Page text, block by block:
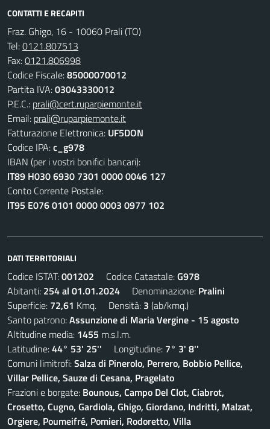
CONTATTI E RECAPITI
Fraz. Ghigo, 16 - 10060 Prali (TO)
Tel:0121.807513
Fax:0121.806998
Codice Fiscale:85000070012
Partita IVA:03043330012
P.E.C.: prali@cert.ruparpiemonte.it
Email: prali@ruparpiemonte.it
Fatturazione Elettronica: UF5DON
Codice IPA:c_g978
IBAN (per i vostri bonifici bancari):
IT89 H030 6930 7301 0000 0046 127
Conto Corrente Postale:
IT95 E076 0101 0000 0003 0977 102
DATI TERRITORIALI
Codice ISTAT:001202 Codice Catastale:G978
Abitanti: 254 al 01.01.2024 Denominazione: Pralini
Superficie: 72,61 Kmq. Densità: 3 (ab/kmq.)
Santo patrono:Assunzione di Maria Vergine - 15 agosto
Altitudine media: 1455 m.s.l.m.
Latitudine:44° 53' 25'' Longitudine: 7° 3' 8''
Comuni limitrofi:Salza di Pinerolo, Perrero, Bobbio Pellice,
Villar Pellice, Sauze di Cesana, Pragelato
Frazioni e borgate: Bounous, Campo Del Clot, Ciabrot,
Crosetto, Cugno, Gardiola, Ghigo, Giordano, Indritti, Malzat,
Orgiere, Poumeifré, Pomieri, Rodoretto, Villa